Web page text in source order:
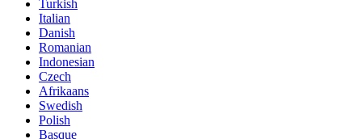
Turkish
Italian
Danish
Romanian
Indonesian
Czech
Afrikaans
Swedish
Polish
Basque